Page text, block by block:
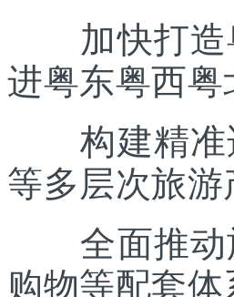
加快打造粤
进粤东粤西
构建精准适
等多层次旅
全面推动旅
购物等配套